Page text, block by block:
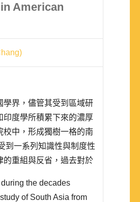
American
學界，儘管其受到區域研
印度學所積累下來的濃厚
中，形成獨樹一格的南
到一系列知識性與制度性
的重組與反省，過去對於
繪區..
the decades
of South Asia from